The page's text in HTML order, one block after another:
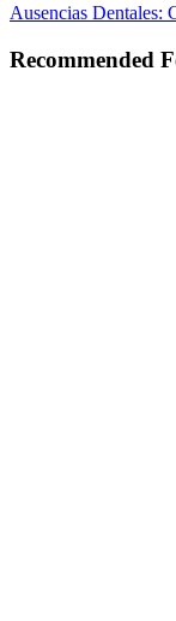
Ausencias Dentales:
Recommended